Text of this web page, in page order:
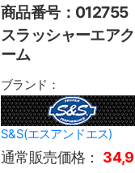
商品番号：012755
スラッシャーエア
ーム
ブランド：
S&S(エスアンドエス)
通常販売価格：